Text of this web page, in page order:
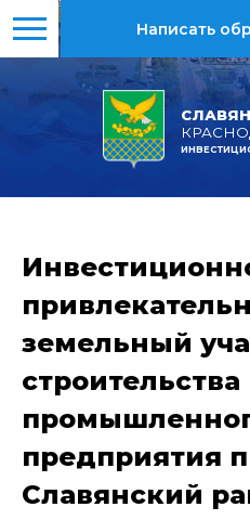
Написать
земельный
строительства
предприятия
Славянский